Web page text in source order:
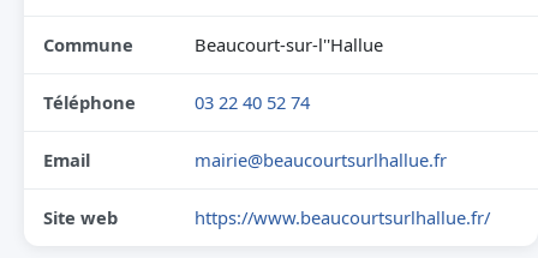
Commune Beaucourt-sur-l''Hallue
Téléphone 03 22 40 52 74
Email mairie@beaucourtsurlhallue.fr
Site web https://www.beaucourtsurlhallue.fr/